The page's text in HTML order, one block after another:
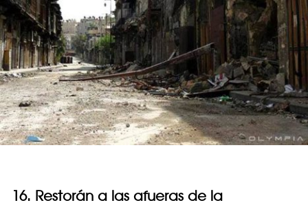
16. Restorán a las afueras de la